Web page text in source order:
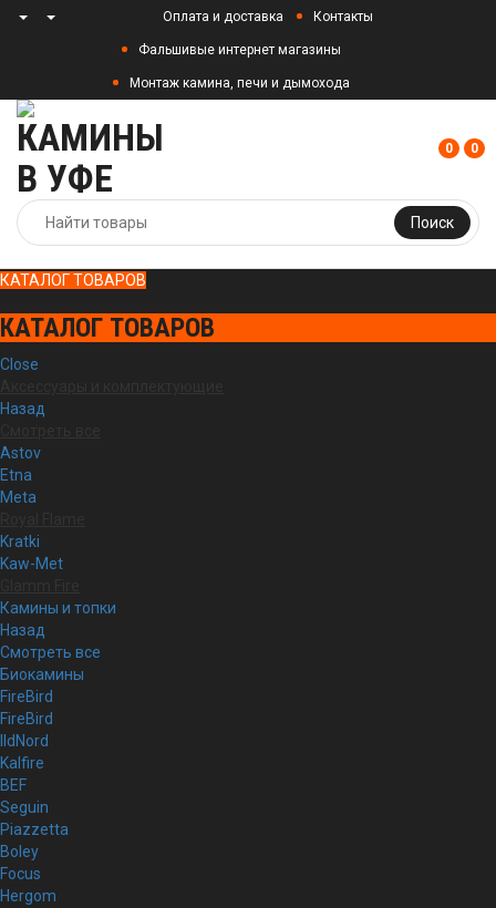
Оплата и доставка Контакты
Фальшивые интернет магазины
Монтаж камина, печи и дымохода
Поиск
0 0
КАТАЛОГ ТОВАРОВ
КАТАЛОГ ТОВАРОВ
Close
Назад
Astov
Etna
Meta
Kratki
Kaw-Met
Камины и топки
Назад
Смотреть все
Биокамины
FireBird
FireBird
IldNord
Kalfire
BEF
Seguin
Piazzetta
Boley
Focus
Hergom